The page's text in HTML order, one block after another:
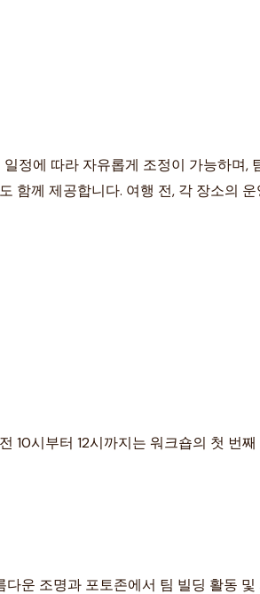
정에 따라 자유롭게 조정이 가능하며,
함께 제공합니다. 여행 전, 각 장소의
10시부터 12시까지는 워크숍의 첫 번
운 조명과 포토존에서 팀 빌딩 활동